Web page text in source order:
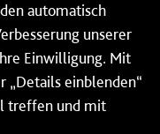
automatisch
unserer
Einwilligung. Mit
„Details einblenden“
treffen und mit